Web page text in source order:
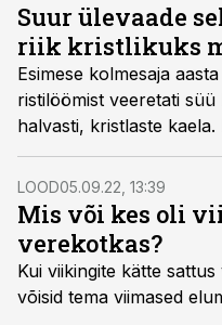
Suur ülevaade
riik kristlikuks
Esimese kolmesaja
ristilöömist veeretati süü
halvasti, kristlaste
piinati ja tapeti. See
kui keiser Constantinus I
LOOD05.09.22, 13:39
Mis või kes oli
verekotkas?
Kui viikingite kätte
võisid tema viimased